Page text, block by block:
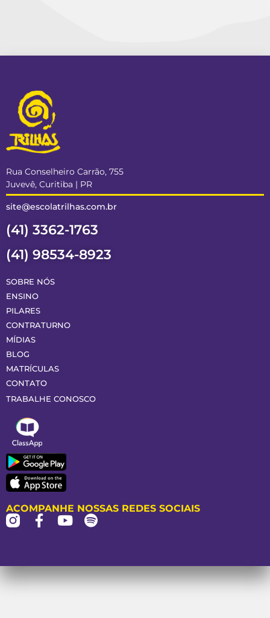
Rua Conselheiro Carrão, 755
Juvevê, Curitiba | PR
site@escolatrilhas.com.br
(41) 3362-1763
(41) 98534-8923
SOBRE NÓS
ENSINO
PILARES
CONTRATURNO
MÍDIAS
BLOG
MATRÍCULAS
CONTATO
TRABALHE CONOSCO
ACOMPANHE NOSSAS REDES SOCIAIS